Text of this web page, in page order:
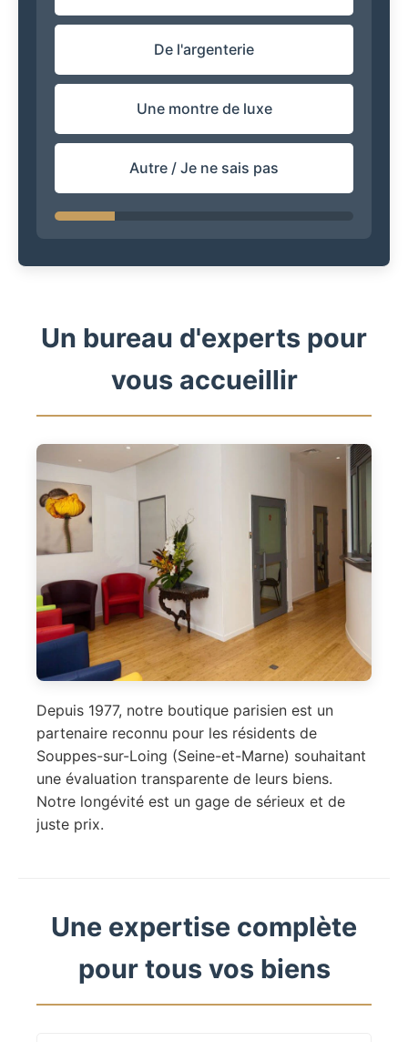
De l'argenterie
Une montre de luxe
Autre / Je ne sais pas
Un bureau d'experts pour
vous accueillir
Depuis 1977, notre boutique parisien est un
partenaire reconnu pour les résidents de
Souppes-sur-Loing (Seine-et-Marne) souhaitant
une évaluation transparente de leurs biens.
Notre longévité est un gage de sérieux et de
juste prix.
Une expertise complète
pour tous vos biens